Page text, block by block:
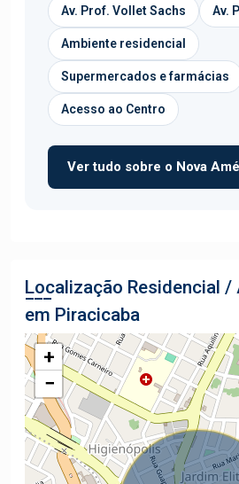
Av. Prof. Vollet Sachs Av.
Ambiente residencial
Supermercados e farmácias
Acesso ao Centro
Ver tudo sobre o Nova
Localização Residencial
em Piracicaba
+
−